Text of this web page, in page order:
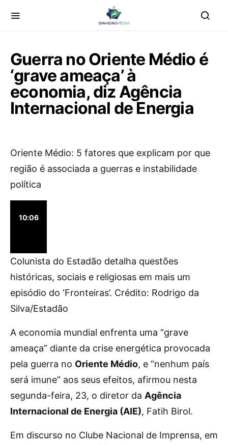
Guerra no Oriente Médio é
‘grave ameaça’ à
economia, diz Agência
Internacional de Energia
Oriente Médio: 5 fatores que explicam por que
região é associada a guerras e instabilidade
política
10:06
Colunista do Estadão detalha questões
históricas, sociais e religiosas em mais um
episódio do ‘Fronteiras’. Crédito: Rodrigo da
Silva/Estadão
A economia mundial enfrenta uma “grave
ameaça” diante da crise energética provocada
pela guerra no Oriente Médio, e “nenhum país
será imune” aos seus efeitos, afirmou nesta
segunda-feira, 23, o diretor da Agência
Internacional de Energia (AIE), Fatih Birol.
Em discurso no Clube Nacional de Imprensa, em